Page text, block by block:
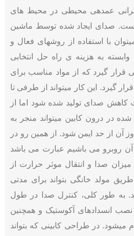
عمدهی محیطی در محیط های
صدای ایجاد شده توسط ماشین
با استفاده از روشهای فعال و
به هزینه ی راه حل انتخابی
قرار گیرد که از مواد مناسب برای
گیرد. این کار میتواند از طرفی تا
صدای تولید شده شود اما از
در درون کابین میتواند منجر به
آن از حد ایمن شود. از همین رو در
روبرو می باشیم عبارت می باشد
میزان صدا و انتقال موثر حرارت از
مولد خانگی بتواند برای مدتی
به طور کلی، کنترل صدا در طول
انسدادهای آکوستیک و همچنین
میشود. در طراحی کابینی که بتواند